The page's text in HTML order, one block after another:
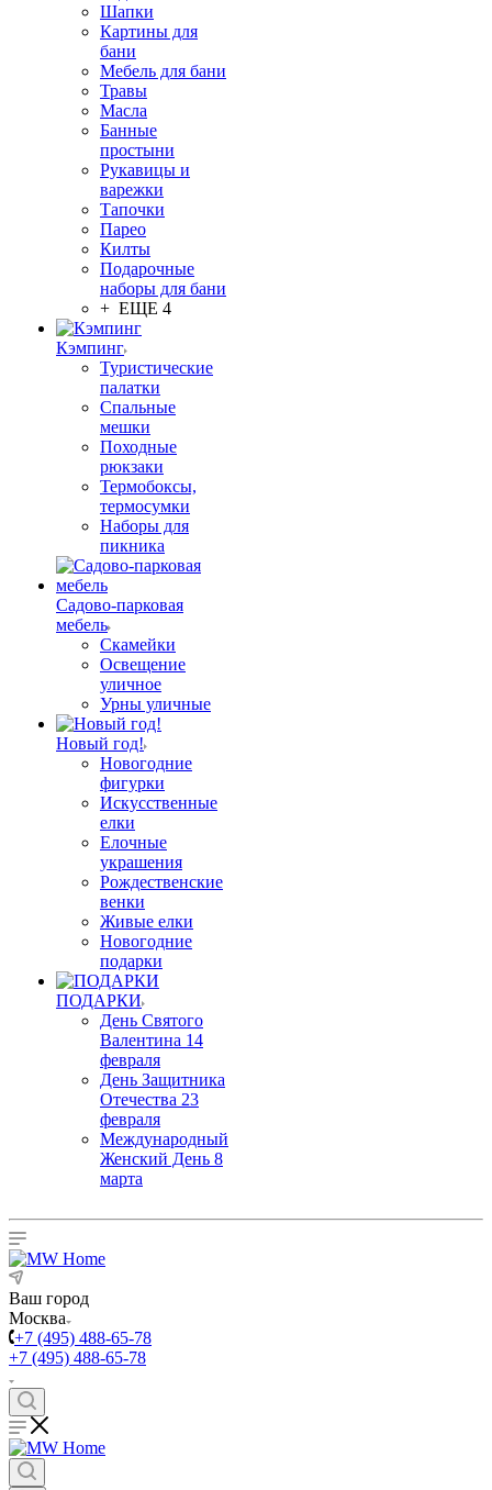
Шапки
Картины для
бани
Мебель для бани
Травы
Масла
Банные
простыни
Рукавицы и
варежки
Тапочки
Парео
Килты
Подарочные
наборы для бани
+ ЕЩЕ 4
Кэмпинг
Туристические
палатки
Спальные
мешки
Походные
рюкзаки
Термобоксы,
термосумки
Наборы для
пикника
Садово-парковая
мебель
Скамейки
Освещение
уличное
Урны уличные
Новый год!
Новогодние
фигурки
Искусственные
елки
Елочные
украшения
Рождественские
венки
Живые елки
Новогодние
подарки
ПОДАРКИ
День Святого
Валентина 14
февраля
День Защитника
Отечества 23
февраля
Международный
Женский День 8
марта
Ваш город
Москва
+7 (495) 488-65-78
+7 (495) 488-65-78